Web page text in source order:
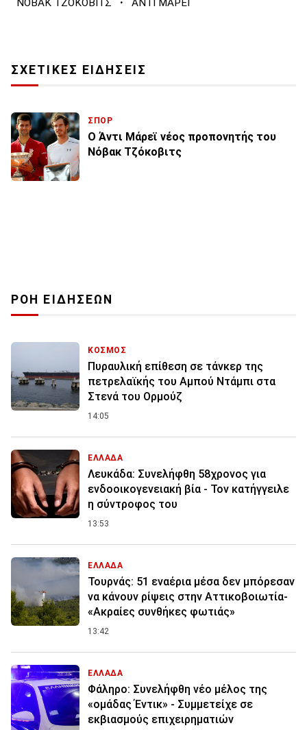
ΝΟΒΑΚ ΤΖΟΚΟΒΙΤΣ ΑΝΤΙ ΜΑΡΕΪ
ΣΧΕΤΙΚΕΣ ΕΙΔΗΣΕΙΣ
ΣΠΟΡ
Ο Άντι Μάρεϊ νέος προπονητής του
Νόβακ Τζόκοβιτς
ΡΟΗ ΕΙΔΗΣΕΩΝ
ΚΟΣΜΟΣ
Πυραυλική επίθεση σε τάνκερ της
πετρελαϊκής του Αμπού Ντάμπι στα
Στενά του Ορμούζ
14:05
ΕΛΛΑΔΑ
Λευκάδα: Συνελήφθη 58χρονος για
ενδοοικογενειακή βία - Τον κατήγγειλε
η σύντροφος του
13:53
ΕΛΛΑΔΑ
Τουρνάς: 51 εναέρια μέσα δεν μπόρεσαν
να κάνουν ρίψεις στην Αττικοβοιωτία-
«Ακραίες συνθήκες φωτιάς»
13:42
ΕΛΛΑΔΑ
Φάληρο: Συνελήφθη νέο μέλος της
«ομάδας Έντικ» - Συμμετείχε σε
εκβιασμούς επιχειρηματιών